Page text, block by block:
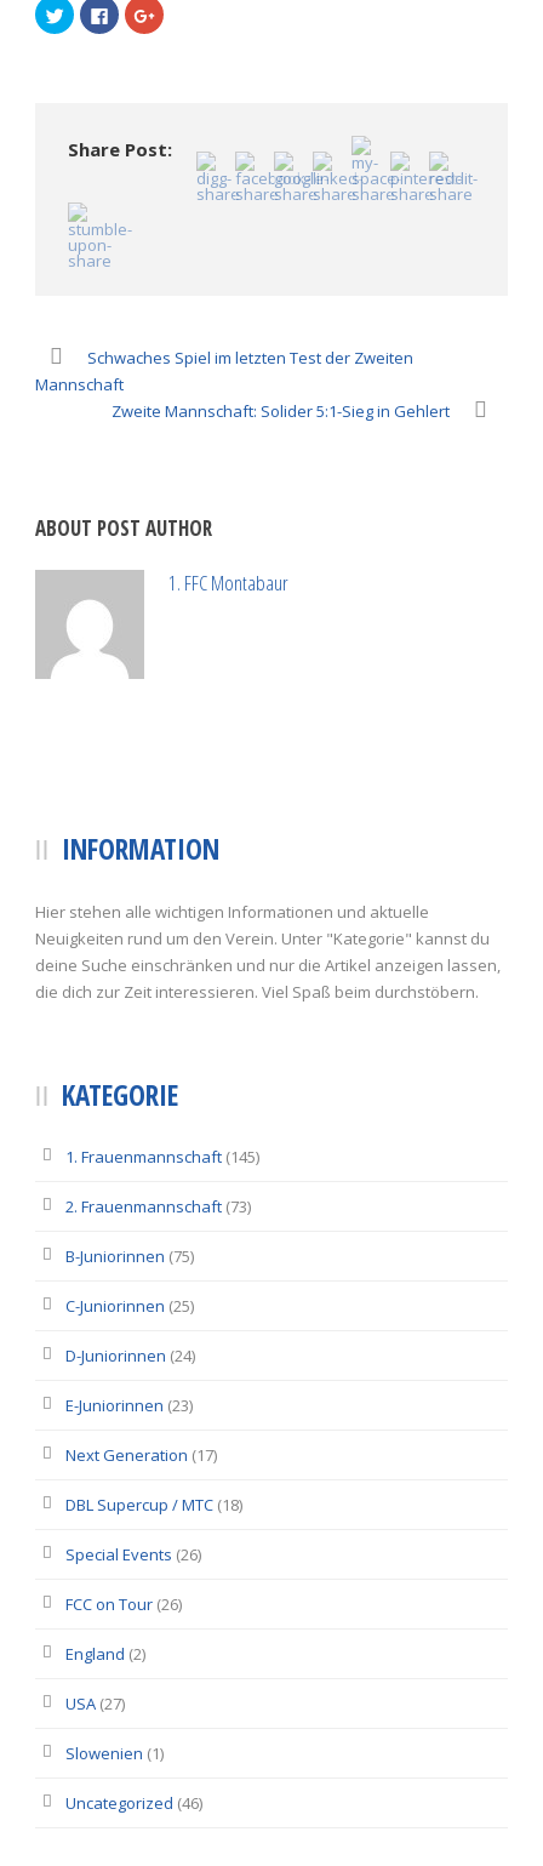
Klick,
um
über
Fenster
geöffnet)
Klick,
um
Fenster
geöffnet)
Zum
Teilen
geöffnet)
Share Post:
Schwaches Spiel im letzten Test der Zweiten
Mannschaft
Zweite Mannschaft: Solider 5:1-Sieg in Gehlert
ABOUT POST AUTHOR
1. FFC Montabaur
INFORMATION
Hier stehen alle wichtigen Informationen und aktuelle
Neuigkeiten rund um den Verein. Unter "Kategorie" kannst du
deine Suche einschränken und nur die Artikel anzeigen lassen,
die dich zur Zeit interessieren. Viel Spaß beim durchstöbern.
KATEGORIE
1. Frauenmannschaft (145)
2. Frauenmannschaft (73)
B-Juniorinnen (75)
C-Juniorinnen (25)
D-Juniorinnen (24)
E-Juniorinnen (23)
Next Generation (17)
DBL Supercup / MTC (18)
Special Events (26)
FCC on Tour (26)
England (2)
USA (27)
Slowenien (1)
Uncategorized (46)